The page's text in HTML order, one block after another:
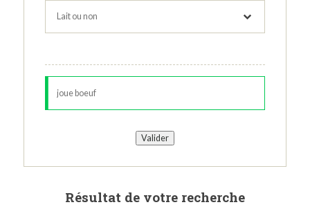
Résultat de votre recherche